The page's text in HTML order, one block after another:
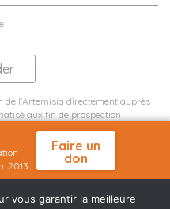
de l'Artemisia directement auprès
aux fin de prospection
Plan du site
2013
Faire un
don
vous garantir la meilleure